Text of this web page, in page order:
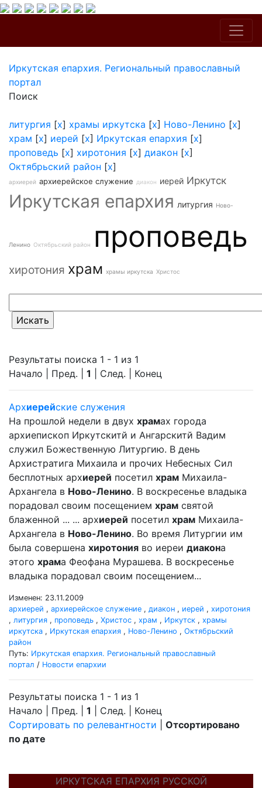
Иркутская епархия. Региональный православный
портал
Поиск
литургия [x] храмы иркутска [x] Ново-Ленино [x]
храм [x] иерей [x] Иркутская епархия [x]
проповедь [x] хиротония [x] диакон [x]
Октябрьский район [x]
архиерей архиерейское служение диакон иерей Иркутск
Иркутская епархия литургия Ново-
Ленино Октябрьский район проповедь
хиротония храм храмы иркутска Христос
Результаты поиска 1 - 1 из 1
Начало | Пред. | 1 | След. | Конец
Архиерейские служения
На прошлой недели в двух храмах города
архиепископ Иркутскитй и Ангарскитй Вадим
служил Божественную Литургию. В день
Архистратига Михаила и прочих Небесных Сил
бесплотных архиерей посетил храм Михаила-
Архангела в Ново-Ленино. В воскресенье владыка
порадовал своим посещением храм святой
блаженной ... ... архиерей посетил храм Михаила-
Архангела в Ново-Ленино. Во время Литургии им
была совершена хиротония во иереи диакона
этого храма Феофана Мурашева. В воскресенье
владыка порадовал своим посещением...
Изменен: 23.11.2009
архиерей , архиерейское служение , диакон , иерей , хиротония
, литургия , проповедь , Христос , храм , Иркутск , храмы
иркутска , Иркутская епархия , Ново-Ленино , Октябрьский
район
Путь: Иркутская епархия. Региональный православный
портал / Новости епархии
Результаты поиска 1 - 1 из 1
Начало | Пред. | 1 | След. | Конец
Сортировать по релевантности
Отсортировано
по дате
ИРКУТСКАЯ ЕПАРХИЯ РУССКОЙ